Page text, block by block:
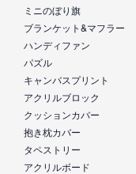
ミニのぼり旗
ブランケット&マフラー
ハンディファン
パズル
キャンバスプリント
アクリルブロック
クッションカバー
抱き枕カバー
タペストリー
アクリルボード